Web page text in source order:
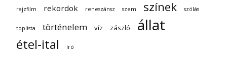
rajzfilm rekordok reneszánsz szem színek szólás
toplista történelem víz zászló állat
étel-ital író